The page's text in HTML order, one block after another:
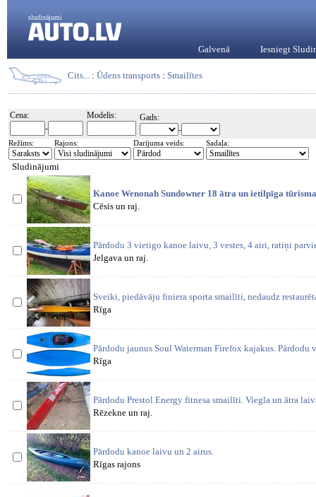
sludinājumi
Galvenā Iesniegt
Cits... : Ūdens transports : Smailītes
Cena:
-
Modelis:
Gads:
-
Režīms: Rajons: Darījuma veids: Sadaļa:
Sludinājumi
Kanoe Wenonah Sundowner 18 ātra un ietilpīga
Cēsis un raj.
Pārdodu 3 vietigo kanoe laivu, 3 vestes, 4 airi, ratiņi
Jelgava un raj.
Sveiki, piedāvāju finiera sporta smailīti, nedaudz
Rīga
Pārdodu jaunus Soul Waterman Firefox kajakus. Pārdodu
Rīga
Pārdodu Prestol Energy fitnesa smailīti. Viegla un ātra
Rēzekne un raj.
Pārdodu kanoe laivu un 2 airus.
Rīgas rajons